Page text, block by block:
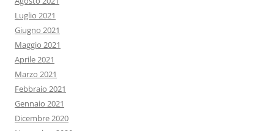
Luglio 2021
Giugno 2021
Maggio 2021
Aprile 2021
Marzo 2021
Febbraio 2021
Gennaio 2021
Dicembre 2020